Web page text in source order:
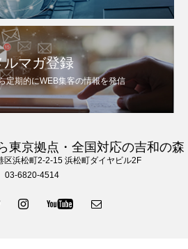
ルマガ登録
定期的にWEB集客の情報を発信
東京拠点・全国対応の吉和の森
区浜松町2-2-15 浜松町ダイヤビル2F
03-6820-4514